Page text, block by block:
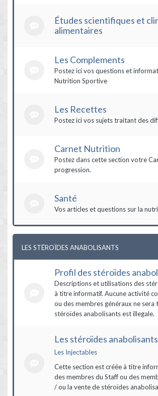
Études scientifiques et
alimentaires
Les Complements
Postez ici vos questions et
Nutrition Sportive
Les Recettes
Postez ici vos sujets traitant des
Carnet Nutrition
Postez dans cette section votre
progression.
Santé
Vos articles et questions sur la
LES STÉROÏDES ANABOLISANTS
Profil des stéroïdes
Descriptions et utilisations des
à titre informatif. Aucune activité
ou des membres généraux ne
stéroïdes anabolisants est illegale.
Les stéroïdes anabolisants
Les Injectables
Cette section est créée à titre
des membres du Staff ou des
/ ou la vente de stéroïdes